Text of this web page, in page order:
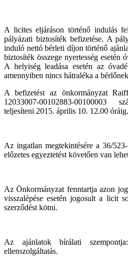
A licites eljáráson történő indulás
pályázati biztosíték befizetése. A
induló nettó bérleti díjon történő
biztosíték összege nyertesség esetén
A helyiség leadása esetén az
amennyiben nincs hátraléka a
A befizetést az önkormányzat
12033007-00102883-00100003
teljesíteni 2015. április 10. 12.00 óráig.
Az ingatlan megtekintésére a 36/
előzetes egyeztetést követően van
Az Önkormányzat fenntartja azon
visszalépése esetén jogosult a licit
szerződést kötni.
Az ajánlatok bírálati
ellenszolgáltatás.